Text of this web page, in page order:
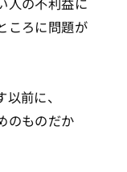
ころに問題が
前に、
のものだか